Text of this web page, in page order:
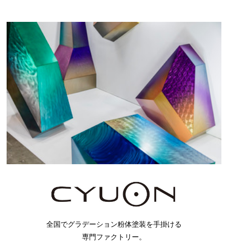
全国でグラデーション粉体塗装を手掛ける
専門ファクトリー。